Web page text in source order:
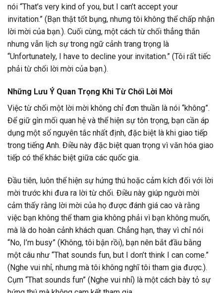
nói “That’s very kind of you, but I can’t accept your
invitation.” (Bạn thật tốt bụng, nhưng tôi không thể chấp nhận
lời mời của bạn.). Cuối cùng, một cách từ chối thẳng thắn
nhưng vẫn lịch sự trong ngữ cảnh trang trọng là
“Unfortunately, I have to decline your invitation.” (Tôi rất tiếc
phải từ chối lời mời của bạn.).
Những Lưu Ý Quan Trọng Khi Từ Chối Lời Mời
Việc từ chối một lời mời không chỉ đơn thuần là nói “không”.
Để giữ gìn mối quan hệ và thể hiện sự tôn trọng, bạn cần áp
dụng một số nguyên tắc nhất định, đặc biệt là khi giao tiếp
trong tiếng Anh. Điều này đặc biệt quan trọng vì văn hóa giao
tiếp có thể khác biệt giữa các quốc gia.
Đầu tiên, luôn thể hiện sự hứng thú hoặc cảm kích đối với lời
mời trước khi đưa ra lời từ chối. Điều này giúp người mời
cảm thấy rằng lời mời của họ được đánh giá cao và rằng
việc bạn không thể tham gia không phải vì bạn không muốn,
mà là do hoàn cảnh khách quan. Chẳng hạn, thay vì chỉ nói
“No, I’m busy” (Không, tôi bận rồi), bạn nên bắt đầu bằng
một câu như “That sounds fun, but I don’t think I can come.”
(Nghe vui nhỉ, nhưng mà tôi không nghĩ tôi tham gia được.).
Cụm “That sounds fun” (Nghe vui nhỉ) là một cách bày tỏ sự